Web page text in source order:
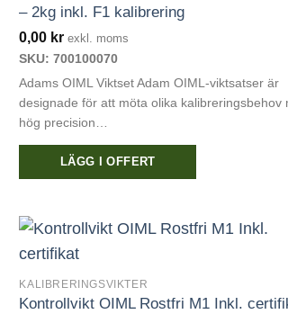
– 2kg inkl. F1 kalibrering
0,00 kr exkl. moms
SKU: 700100070
Adams OIML Viktset Adam OIML-viktsatser är
designade för att möta olika kalibreringsbehov
hög precision…
LÄGG I OFFERT
KALIBRERINGSVIKTER
Kontrollvikt OIML Rostfri M1 Inkl.